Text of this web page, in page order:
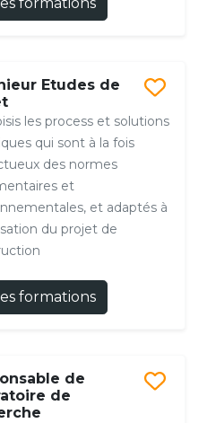
Etudes de
les process et solutions
qui sont à la fois
des normes
et
et adaptés à
du projet de
formations
de
de